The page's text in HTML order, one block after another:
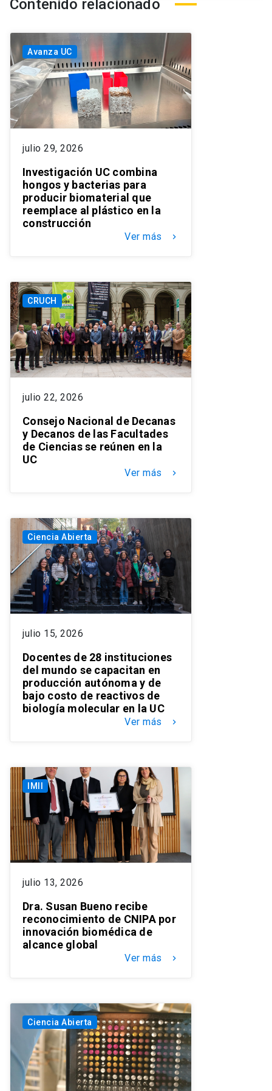
Contenido relacionado
Avanza UC
julio 29, 2026
Investigación UC combina
hongos y bacterias para
producir biomaterial que
reemplace al plástico en la
construcción
Ver más keyboard_arrow_right
CRUCH
julio 22, 2026
Consejo Nacional de Decanas
y Decanos de las Facultades
de Ciencias se reúnen en la
UC
Ver más keyboard_arrow_right
Ciencia Abierta
julio 15, 2026
Docentes de 28 instituciones
del mundo se capacitan en
producción autónoma y de
bajo costo de reactivos de
biología molecular en la UC
Ver más keyboard_arrow_right
IMII
julio 13, 2026
Dra. Susan Bueno recibe
reconocimiento de CNIPA por
innovación biomédica de
alcance global
Ver más keyboard_arrow_right
Ciencia Abierta